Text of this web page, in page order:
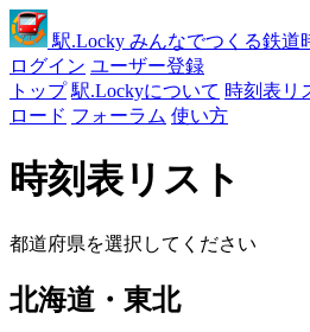
駅.Locky みんなでつくる鉄道
ログイン ユーザー登録
トップ 駅.Lockyについて 時刻表リ
ロード フォーラム 使い方
時刻表リスト
都道府県を選択してください
北海道・東北